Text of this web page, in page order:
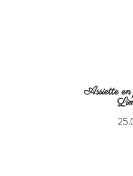
Assiette en
25.